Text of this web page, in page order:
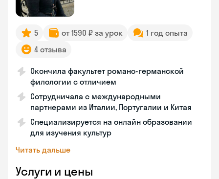
5 от 1590 ₽ за урок
1 год опыта
4 отзыва
Окончила факультет романо-германской
филологии с отличием
Сотрудничала с международными
партнерами из Италии, Португалии и Китая
Специализируется на онлайн образовании
для изучения культур
Читать дальше
Услуги и цены